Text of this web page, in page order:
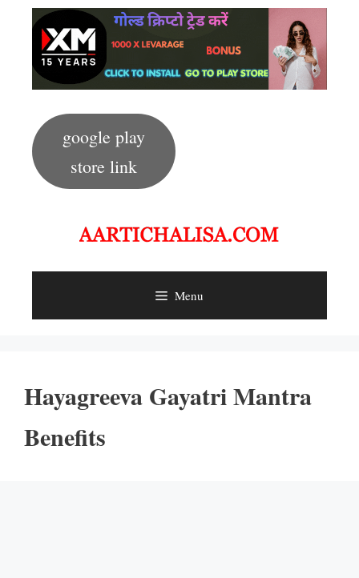
content
google play
store link
Menu
Hayagreeva Gayatri Mantra
Benefits